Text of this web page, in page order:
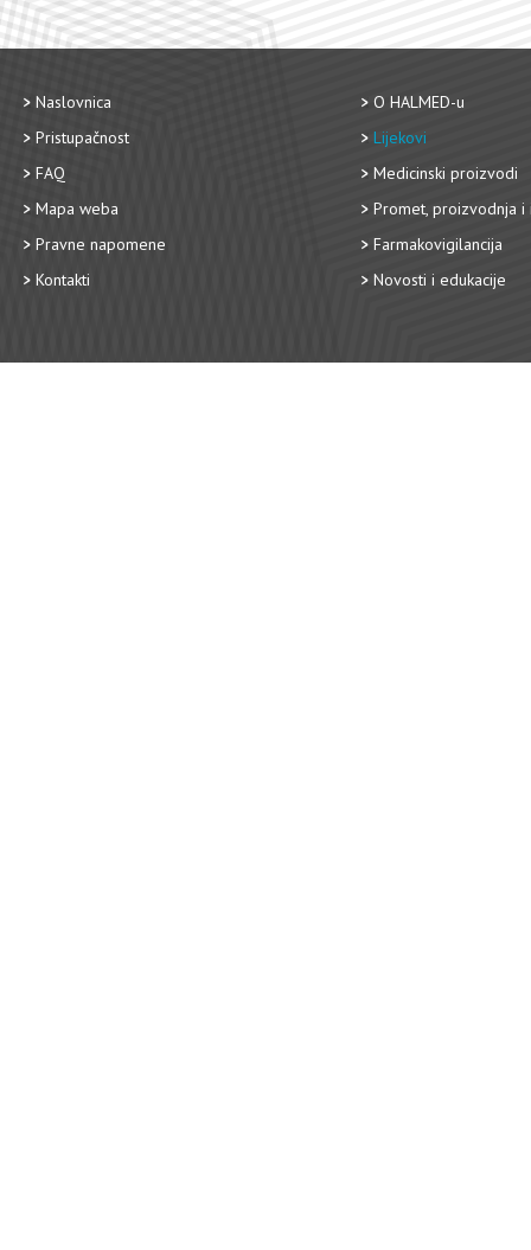
Naslovnica
Pristupačnost
FAQ
Mapa weba
Pravne napomene
Kontakti
O HALMED-u
Lijekovi
Medicinski proizvodi
Promet, proizvodnja i
Farmakovigilancija
Novosti i edukacije